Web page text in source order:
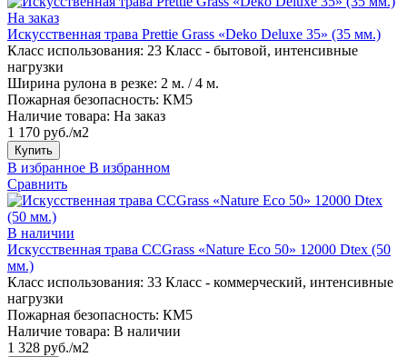
На заказ
Искусственная трава Prettie Grass «Deko Deluxe 35» (35 мм.)
Класс использования: 23 Класс - бытовой, интенсивные
нагрузки
Ширина рулона в резке: 2 м. / 4 м.
Пожарная безопасность: КМ5
Наличие товара: На заказ
1 170 руб./м2
Купить
В избранное В избранном
Сравнить
В наличии
Искусственная трава CCGrass «Nature Eco 50» 12000 Dtex (50
мм.)
Класс использования: 33 Класс - коммерческий, интенсивные
нагрузки
Пожарная безопасность: КМ5
Наличие товара: В наличии
1 328 руб./м2